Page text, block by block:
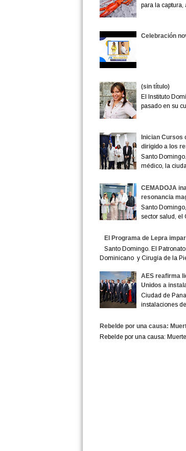
para la
Celebración
(sin título)
El Instituto
pasado en su
Inician Cursos
dirigido a los
Santo
médico, la
CEMADOJA
resonancia
Santo
sector salud, el
El Programa de Lepra
Santo Domingo. El
Dominicano y Cirugía de la Piel
AES reafirma
Unidos a
Ciudad de
instalaciones
Rebelde por una causa:
Rebelde por una causa: